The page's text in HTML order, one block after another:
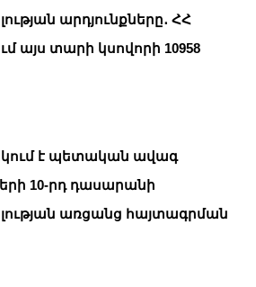
արդյունքները․ ՀՀ
այս տարի կսովորի 10958
է պետական ավագ
10-րդ դասարանի
առցանց հայտագրման